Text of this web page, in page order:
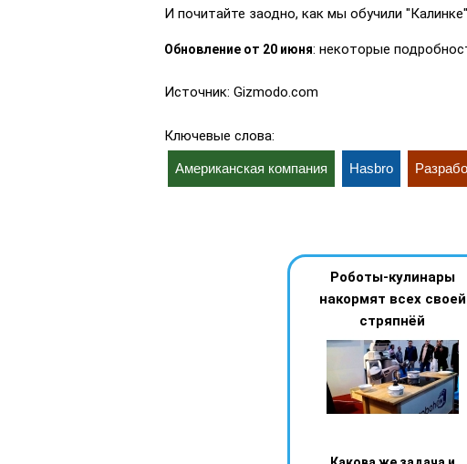
И почитайте заодно, как мы обучили
Обновление от 20 июня: некоторые
Источник: Gizmodo.com
Ключевые слова:
Американская компания Hasbro
Роботы-кулинары
накормят всех своей
стряпнёй